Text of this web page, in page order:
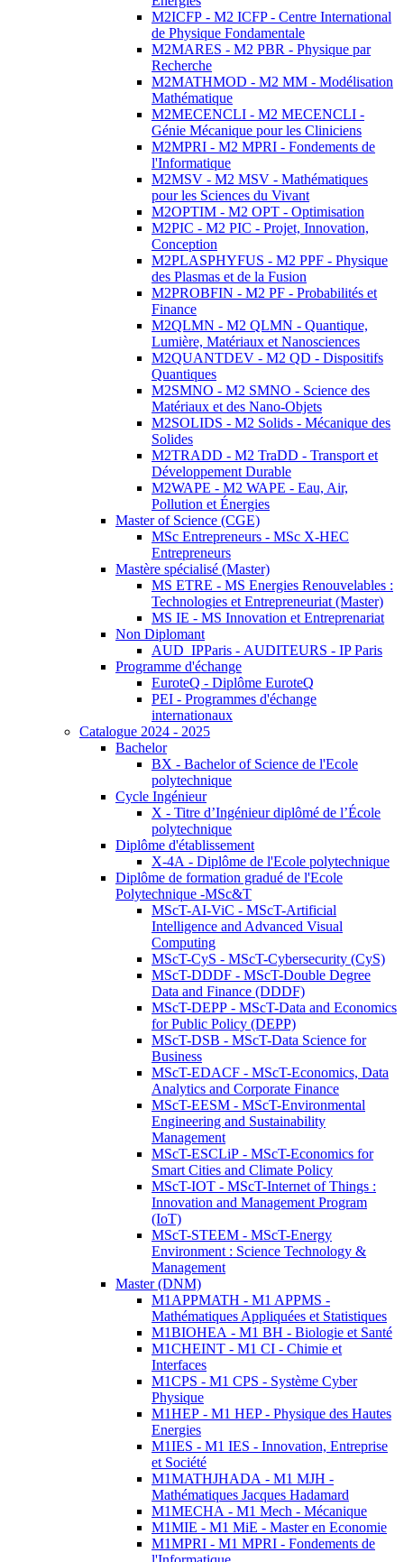
M2ICFP - M2 ICFP - Centre International
de Physique Fondamentale
M2MARES - M2 PBR - Physique par
Recherche
M2MATHMOD - M2 MM - Modélisation
Mathématique
M2MECENCLI - M2 MECENCLI -
Génie Mécanique pour les Cliniciens
M2MPRI - M2 MPRI - Fondements de
l'Informatique
M2MSV - M2 MSV - Mathématiques
pour les Sciences du Vivant
M2OPTIM - M2 OPT - Optimisation
M2PIC - M2 PIC - Projet, Innovation,
Conception
M2PLASPHYFUS - M2 PPF - Physique
des Plasmas et de la Fusion
M2PROBFIN - M2 PF - Probabilités et
Finance
M2QLMN - M2 QLMN - Quantique,
Lumière, Matériaux et Nanosciences
M2QUANTDEV - M2 QD - Dispositifs
Quantiques
M2SMNO - M2 SMNO - Science des
Matériaux et des Nano-Objets
M2SOLIDS - M2 Solids - Mécanique des
Solides
M2TRADD - M2 TraDD - Transport et
Développement Durable
M2WAPE - M2 WAPE - Eau, Air,
Pollution et Énergies
Master of Science (CGE)
MSc Entrepreneurs - MSc X-HEC
Entrepreneurs
Mastère spécialisé (Master)
MS ETRE - MS Energies Renouvelables :
Technologies et Entrepreneuriat (Master)
MS IE - MS Innovation et Entreprenariat
Non Diplomant
AUD_IPParis - AUDITEURS - IP Paris
Programme d'échange
EuroteQ - Diplôme EuroteQ
PEI - Programmes d'échange
internationaux
Catalogue 2024 - 2025
Bachelor
BX - Bachelor of Science de l'Ecole
polytechnique
Cycle Ingénieur
X - Titre d’Ingénieur diplômé de l’École
polytechnique
Diplôme d'établissement
X-4A - Diplôme de l'Ecole polytechnique
Diplôme de formation gradué de l'Ecole
Polytechnique -MSc&T
MScT-AI-ViC - MScT-Artificial
Intelligence and Advanced Visual
Computing
MScT-CyS - MScT-Cybersecurity (CyS)
MScT-DDDF - MScT-Double Degree
Data and Finance (DDDF)
MScT-DEPP - MScT-Data and Economics
for Public Policy (DEPP)
MScT-DSB - MScT-Data Science for
Business
MScT-EDACF - MScT-Economics, Data
Analytics and Corporate Finance
MScT-EESM - MScT-Environmental
Engineering and Sustainability
Management
MScT-ESCLiP - MScT-Economics for
Smart Cities and Climate Policy
MScT-IOT - MScT-Internet of Things :
Innovation and Management Program
(IoT)
MScT-STEEM - MScT-Energy
Environment : Science Technology &
Management
Master (DNM)
M1APPMATH - M1 APPMS -
Mathématiques Appliquées et Statistiques
M1BIOHEA - M1 BH - Biologie et Santé
M1CHEINT - M1 CI - Chimie et
Interfaces
M1CPS - M1 CPS - Système Cyber
Physique
M1HEP - M1 HEP - Physique des Hautes
Energies
M1IES - M1 IES - Innovation, Entreprise
et Société
M1MATHJHADA - M1 MJH -
Mathématiques Jacques Hadamard
M1MECHA - M1 Mech - Mécanique
M1MIE - M1 MiE - Master en Economie
M1MPRI - M1 MPRI - Fondements de